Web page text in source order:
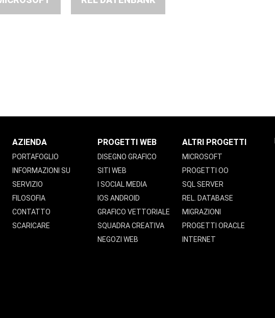
AZIENDA
PORTAFOGLIO
INFORMAZIONI SU
SERVIZIO
FILOSOFIA
CONTATTO
SCARICARE
PROGETTI WEB
DISEGNO GRAFICO
SITI WEB
I SOCIAL MEDIA
IOS ANDROID
GRAFICO VETTORIALE
SQUADRA CREATIVA
NEGOZI WEB
ALTRI PROGETTI
MICROSOFT
PROGETTI OO
SQL SERVER
REL. DATABASE
MIGRAZIONI
PROGETTI ORACLE
INTERNET